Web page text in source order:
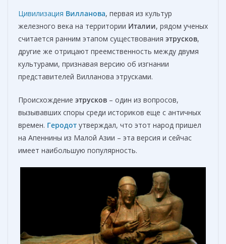
Цивилизация Вилланова, первая из культур
железного века на территории Италии, рядом ученых
считается ранним этапом существования этрусков,
другие же отрицают преемственность между двумя
культурами, признавая версию об изгнании
представителей Вилланова этрусками.
Происхождение этрусков – один из вопросов,
вызывавших споры среди историков еще с античных
времен. Геродот утверждал, что этот народ пришел
на Апеннины из Малой Азии – эта версия и сейчас
имеет наибольшую популярность.